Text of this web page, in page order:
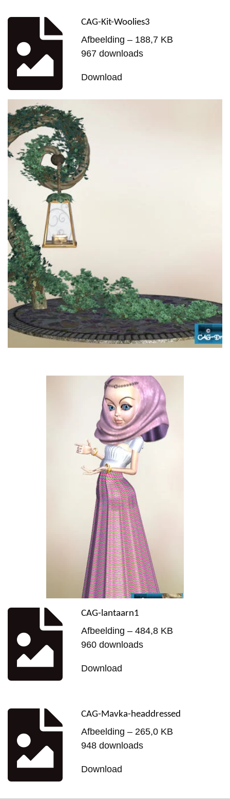
CAG-Kit-Woolies3
Afbeelding – 188,7 KB
967 downloads
Download
CAG-lantaarn1
Afbeelding – 484,8 KB
960 downloads
Download
CAG-Mavka-headdressed
Afbeelding – 265,0 KB
948 downloads
Download